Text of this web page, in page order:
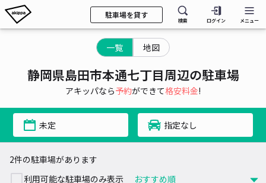
駐車場を貸す
検索 ログイン メニュー
一覧 地図
静岡県島田市本通七丁目周辺の駐車場
アキッパなら予約ができて格安料金!
未定 指定なし
2件の駐車場があります
利用可能な駐車場のみ表示